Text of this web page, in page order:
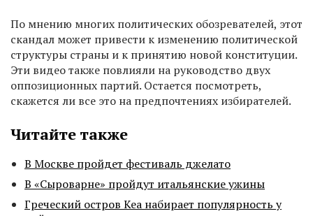
По мнению многих политических обозревателей, этот
скандал может привести к изменению политической
структуры страны и к принятию новой конституции.
Эти видео также повлияли на руководство двух
оппозиционных партий. Остается посмотреть,
скажется ли все это на предпочтениях избирателей.
Читайте также
В Москве пройдет фестиваль джелато
В «Сыроварне» пройдут итальянские ужины
Греческий остров Кеа набирает популярность у